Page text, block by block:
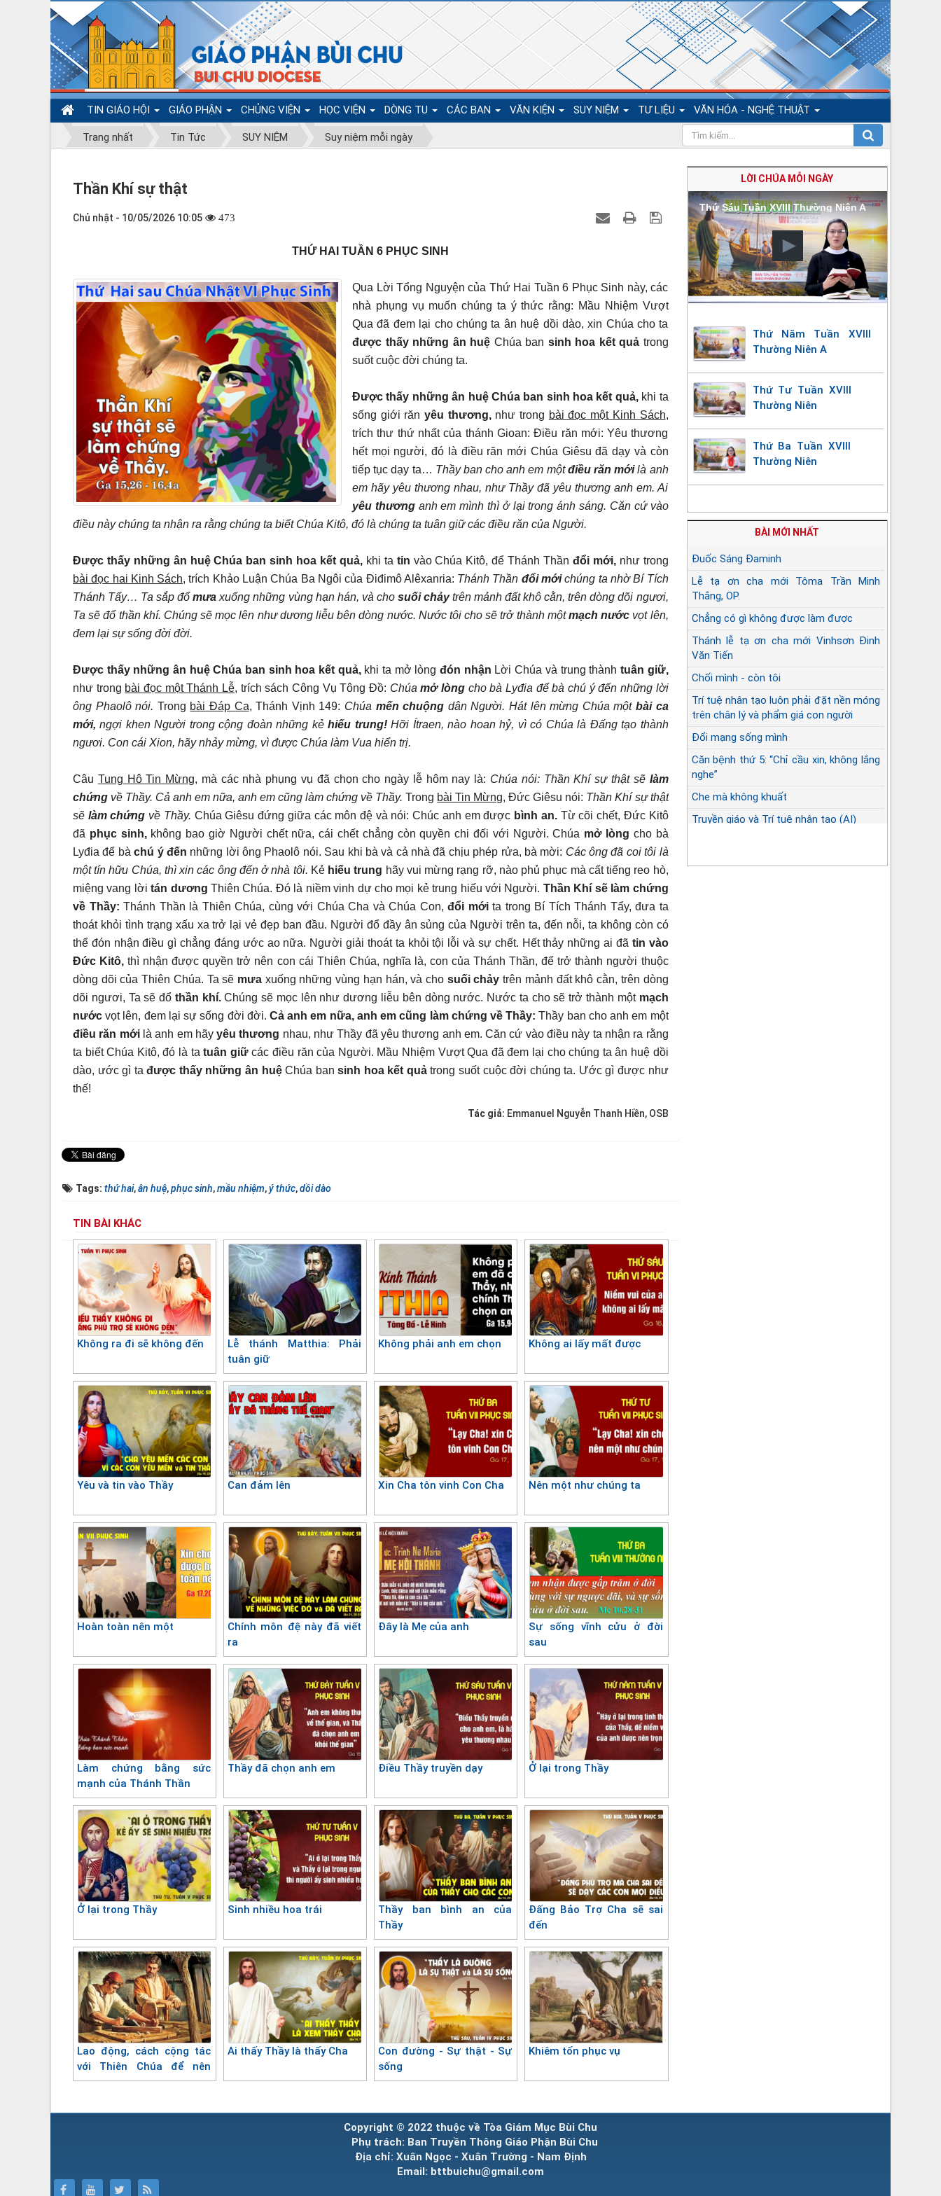
TIN GIÁO HỘI GIÁO PHẬN CHỦNG VIỆN HỌC VIỆN DÒNG TU CÁC BAN VĂN KIỆN SUY NIỆM TƯ LIỆU VĂN HÓA - NGHỆ THUẬT
Trang nhất Tin Tức SUY NIỆM Suy niệm mỗi ngày
Thần Khí sự thật
Chủ nhật - 10/05/2026 10:05 473
THỨ HAI TUẦN 6 PHỤC SINH
Qua Lời Tổng Nguyện của Thứ Hai Tuần 6 Phục Sinh này, các
nhà phụng vụ muốn chúng ta ý thức rằng: Mầu Nhiệm Vượt
Qua đã đem lại cho chúng ta ân huệ dồi dào, xin Chúa cho ta
được thấy những ân huệ Chúa ban sinh hoa kết quả trong
suốt cuộc đời chúng ta.
Được thấy những ân huệ Chúa ban sinh hoa kết quả,khi ta
sống giới rănyêu thương,như trong bài đọc một Kinh Sách,
trích thư thứ nhất của thánh Gioan: Điều răn mới: Yêu thương
hết mọi người, đó là điều răn mới Chúa Giêsu đã dạy và còn
tiếp tục dạy ta… Thầy ban cho anh em mộtđiều răn mớilà anh
em hãy yêu thương nhau, như Thầy đã yêu thương anh em. Ai
yêu thươnganh em mình thì ở lại trong ánh sáng. Căn cứ vào
điều này chúng ta nhận ra rằng chúng ta biết Chúa Kitô, đó là chúng ta tuân giữ các điều răn của Người.
Được thấy những ân huệ Chúa ban sinh hoa kết quả,khi ta tin vào Chúa Kitô, để Thánh Thần đổi mới,như trong
bài đọc hai Kinh Sách, trích Khảo Luận Chúa Ba Ngôi của Điđimô Alêxanria: Thánh Thần đổi mớichúng ta nhờ Bí Tích
Thánh Tẩy… Ta sắp đổmưa xuống những vùng hạn hán, và cho suối chảytrên mảnh đất khô cằn, trên dòng dõi ngươi,
Ta sẽ đổ thần khí. Chúng sẽ mọc lên như dương liễu bên dòng nước. Nước tôi cho sẽ trở thành mộtmạch nước vọt lên,
đem lại sự sống đời đời.
Được thấy những ân huệ Chúa ban sinh hoa kết quả,khi ta mở lòng đón nhận Lời Chúa và trung thành tuân giữ,
như trong bài đọc một Thánh Lễ, trích sách Công Vụ Tông Đồ: Chúamở lòngcho bà Lyđia để bà chú ý đến những lời
ông Phaolô nói. Trong bài Đáp Ca, Thánh Vịnh 149: Chúa mến chuộng dân Người. Hát lên mừng Chúa một bài ca
mới, ngợi khen Người trong cộng đoàn những kẻhiếu trung!Hỡi Ítraen, nào hoan hỷ, vì có Chúa là Đấng tạo thành
ngươi. Con cái Xion, hãy nhảy mừng, vì được Chúa làm Vua hiển trị.
Câu Tung Hô Tin Mừng, mà các nhà phụng vụ đã chọn cho ngày lễ hôm nay là: Chúa nói: Thần Khí sự thật sẽ làm
chứng về Thầy. Cả anh em nữa, anh em cũng làm chứng về Thầy.Trong bài Tin Mừng, Đức Giêsu nói: Thần Khí sự thật
sẽ làm chứng về Thầy. Chúa Giêsu đứng giữa các môn đệ và nói: Chúc anh em được bình an.Từ cõi chết, Đức Kitô
đã phục sinh,không bao giờ Người chết nữa, cái chết chẳng còn quyền chi đối với Người. Chúa mở lòng cho bà
Lyđia để bàchú ý đến những lời ông Phaolô nói. Sau khi bà và cả nhà đã chịu phép rửa, bà mời: Các ông đã coi tôi là
một tín hữu Chúa, thì xin các ông đến ở nhà tôi. Kẻ hiếu trung hãy vui mừng rạng rỡ, nào phủ phục mà cất tiếng reo hò,
miệng vang lờitán dương Thiên Chúa. Đó là niềm vinh dự cho mọi kẻ trung hiếu với Người. Thần Khí sẽ làm chứng
về Thầy: Thánh Thần là Thiên Chúa, cùng với Chúa Cha và Chúa Con, đổi mớita trong Bí Tích Thánh Tẩy, đưa ta
thoát khỏi tình trạng xấu xa trở lại vẻ đẹp ban đầu. Người đổ đầy ân sủng của Người trên ta, đến nỗi, ta không còn có
thể đón nhận điều gì chẳng đáng ước ao nữa. Người giải thoát ta khỏi tội lỗi và sự chết. Hết thảy những ai đã tin vào
Đức Kitô, thì nhận được quyền trở nên con cái Thiên Chúa, nghĩa là, con của Thánh Thần, để trở thành người thuộc
dòng dõi của Thiên Chúa. Ta sẽ mưa xuống những vùng hạn hán, và cho suối chảy trên mảnh đất khô cằn, trên dòng
dõi ngươi, Ta sẽ đổ thần khí.Chúng sẽ mọc lên như dương liễu bên dòng nước. Nước ta cho sẽ trở thành một mạch
nước vọt lên, đem lại sự sống đời đời. Cả anh em nữa, anh em cũng làm chứng về Thầy:Thầy ban cho anh em một
điều răn mớilà anh em hãyyêu thương nhau, như Thầy đã yêu thương anh em. Căn cứ vào điều này ta nhận ra rằng
ta biết Chúa Kitô, đó là tatuân giữcác điều răn của Người. Mầu Nhiệm Vượt Qua đã đem lại cho chúng ta ân huệ dồi
dào, ước gì tađược thấy những ân huệChúa bansinh hoa kết quảtrong suốt cuộc đời chúng ta. Ước gì được như
thế!
Tác giả: Emmanuel Nguyễn Thanh Hiền, OSB
Tags: thứ hai,ân huệ,phục sinh,mầu nhiệm,ý thức,dồi dào
TIN BÀI KHÁC
Không ra đi sẽ không đến
Lễ thánh Matthia: Phải
tuân giữ
Không phải anh em chọn Không ai lấy mất được
Yêu và tin vào Thầy Can đảm lên Xin Cha tôn vinh Con Cha Nên một như chúng ta
Hoàn toàn nên một
Chính môn đệ này đã viết
ra
Đây là Mẹ của anh
Sự sống vĩnh cửu ở đời
sau
Làm chứng bằng sức
mạnh của Thánh Thần
Thầy đã chọn anh em Điều Thầy truyền dạy Ở lại trong Thầy
Ở lại trong Thầy Sinh nhiều hoa trái
Thầy ban bình an của
Thầy
Đấng Bảo Trợ Cha sẽ sai
đến
Lao động, cách cộng tác
với Thiên Chúa để nên
thánh
Ai thấy Thầy là thấy Cha
Con đường - Sự thật - Sự
sống
Khiêm tốn phục vụ
LỜI CHÚA MỖI NGÀY
Thứ Sáu Tuần XVIII Thường Niên A
Thứ Năm Tuần XVIII
Thường Niên A
Thứ Tư Tuần XVIII
Thường Niên
Thứ Ba Tuần XVIII
Thường Niên
BÀI MỚI NHẤT
Đuốc Sáng Đaminh
Lễ tạ ơn cha mới Tôma Trần Minh
Thắng, OP.
Chẳng có gì không được làm được
Thánh lễ tạ ơn cha mới Vinhsơn Đinh
Văn Tiến
Chối mình - còn tôi
Trí tuệ nhân tạo luôn phải đặt nền móng
trên chân lý và phẩm giá con người
Đổi mạng sống mình
Căn bệnh thứ 5: “Chỉ cầu xin, không lắng
nghe”
Che mà không khuất
Truyền giáo và Trí tuệ nhân tạo (AI)
Copyright © 2022 thuộc về Tòa Giám Mục Bùi Chu
Phụ trách: Ban Truyền Thông Giáo Phận Bùi Chu
Địa chỉ: Xuân Ngọc - Xuân Trường - Nam Định
Email: bttbuichu@gmail.com